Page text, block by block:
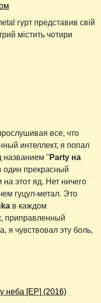
гурт представив свій
містить чотири
все, что
интеллект, я попал
названием " Party на
один прекрасный
этот яд. Нет ничего
гуцул-метал. Это
в каждом
приправленный
я чувствовал эту боль,
неба [EP] (2016)